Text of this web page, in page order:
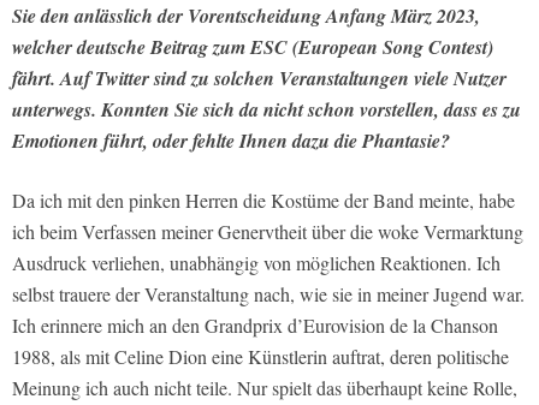
Sie den anlässlich der Vorentscheidung Anfang März 2023,
welcher deutsche Beitrag zum ESC (European Song Contest)
fährt. Auf Twitter sind zu solchen Veranstaltungen viele Nutzer
unterwegs. Konnten Sie sich da nicht schon vorstellen, dass es zu
Emotionen führt, oder fehlte Ihnen dazu die Phantasie?
Da ich mit den pinken Herren die Kostüme der Band meinte, habe
ich beim Verfassen meiner Genervtheit über die woke Vermarktung
Ausdruck verliehen, unabhängig von möglichen Reaktionen. Ich
selbst trauere der Veranstaltung nach, wie sie in meiner Jugend war.
Ich erinnere mich an den Grandprix d’Eurovision de la Chanson
1988, als mit Celine Dion eine Künstlerin auftrat, deren politische
Meinung ich auch nicht teile. Nur spielt das überhaupt keine Rolle,